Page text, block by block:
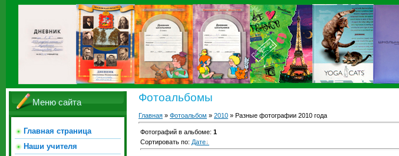
Меню сайта
Главная страница
Наши учителя
Фотоальбомы
Главная » Фотоальбом » 2010 » Разные фотографии 2010 года
Фотографий в альбоме: 1
Сортировать по: Дате